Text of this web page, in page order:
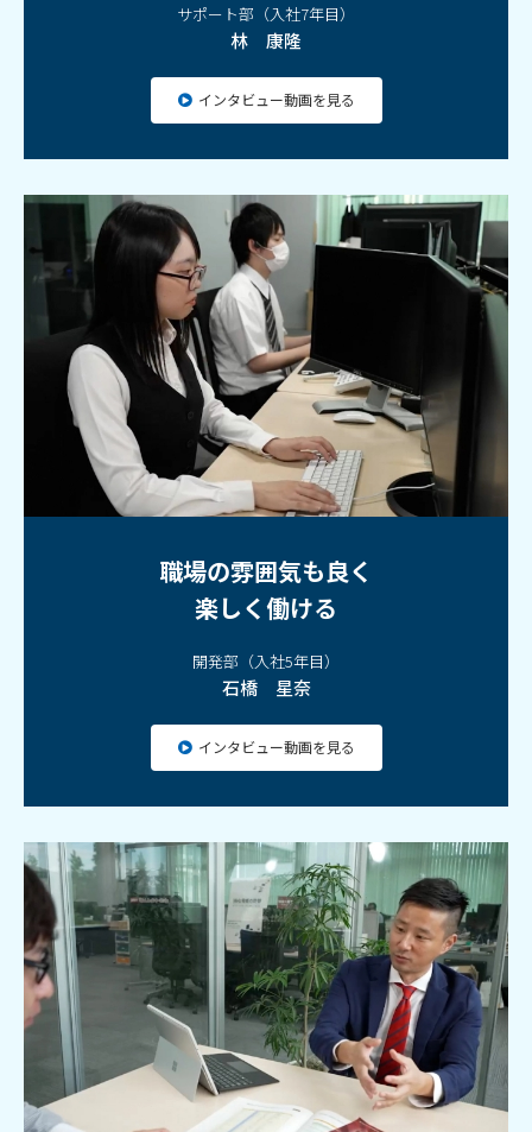
サポート部（入社7年目）
林 康隆
インタビュー動画を見る
職場の雰囲気も良く
楽しく働ける
開発部（入社5年目）
石橋 星奈
インタビュー動画を見る